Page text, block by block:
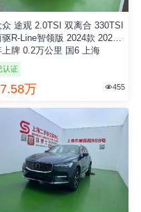
众 途观 2.0TSI 双离合 330TSI
驱R-Line智领版 2024款 2026
上牌 0.2万公里 国6 上海
认证
万 455